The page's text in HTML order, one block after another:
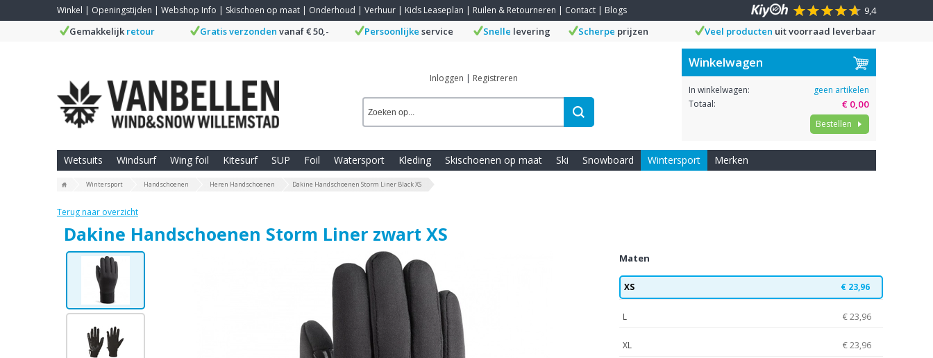
Winkel | Openingstijden | Webshop Info | Skischoen op maat | Onderhoud | Verhuur | Kids Leaseplan | Ruilen & Retourneren | Contact | Blogs
9,4
Gemakkelijk retour Gratis verzonden vanaf € 50,- Persoonlijke service Snelle levering Scherpe prijzen Veel producten uit voorraad leverbaar
Inloggen | Registreren
Winkelwagen
In winkelwagen:
geen artikelen
Totaal:
€ 0,00
Bestellen
Wetsuits Windsurf Wing foil Kitesurf SUP Foil Watersport Kleding Skischoenen op maat Ski Snowboard Wintersport Merken
Wintersport Handschoenen Heren Handschoenen Dakine Handschoenen Storm Liner Black XS
Terug naar overzicht
Dakine Handschoenen Storm Liner zwart XS
Maten
XS € 23,96
L € 23,96
XL € 23,96